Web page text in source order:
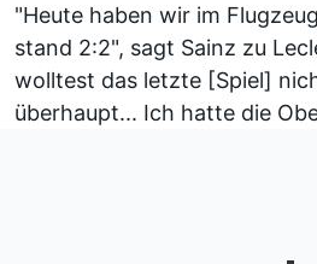
"Heute haben wir im
stand 2:2", sagt Sainz zu
wolltest das letzte [Spiel]
überhaupt... Ich hatte die